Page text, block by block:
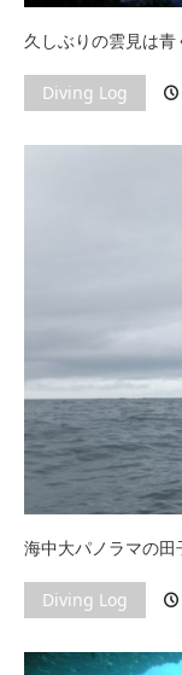
久しぶりの雲見は青
Diving Log
海中大パノラマの田
Diving Log